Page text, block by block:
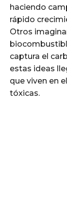
haciendo
rápido
Otros
captura el
estas ideas
que viven en
tóxicas.